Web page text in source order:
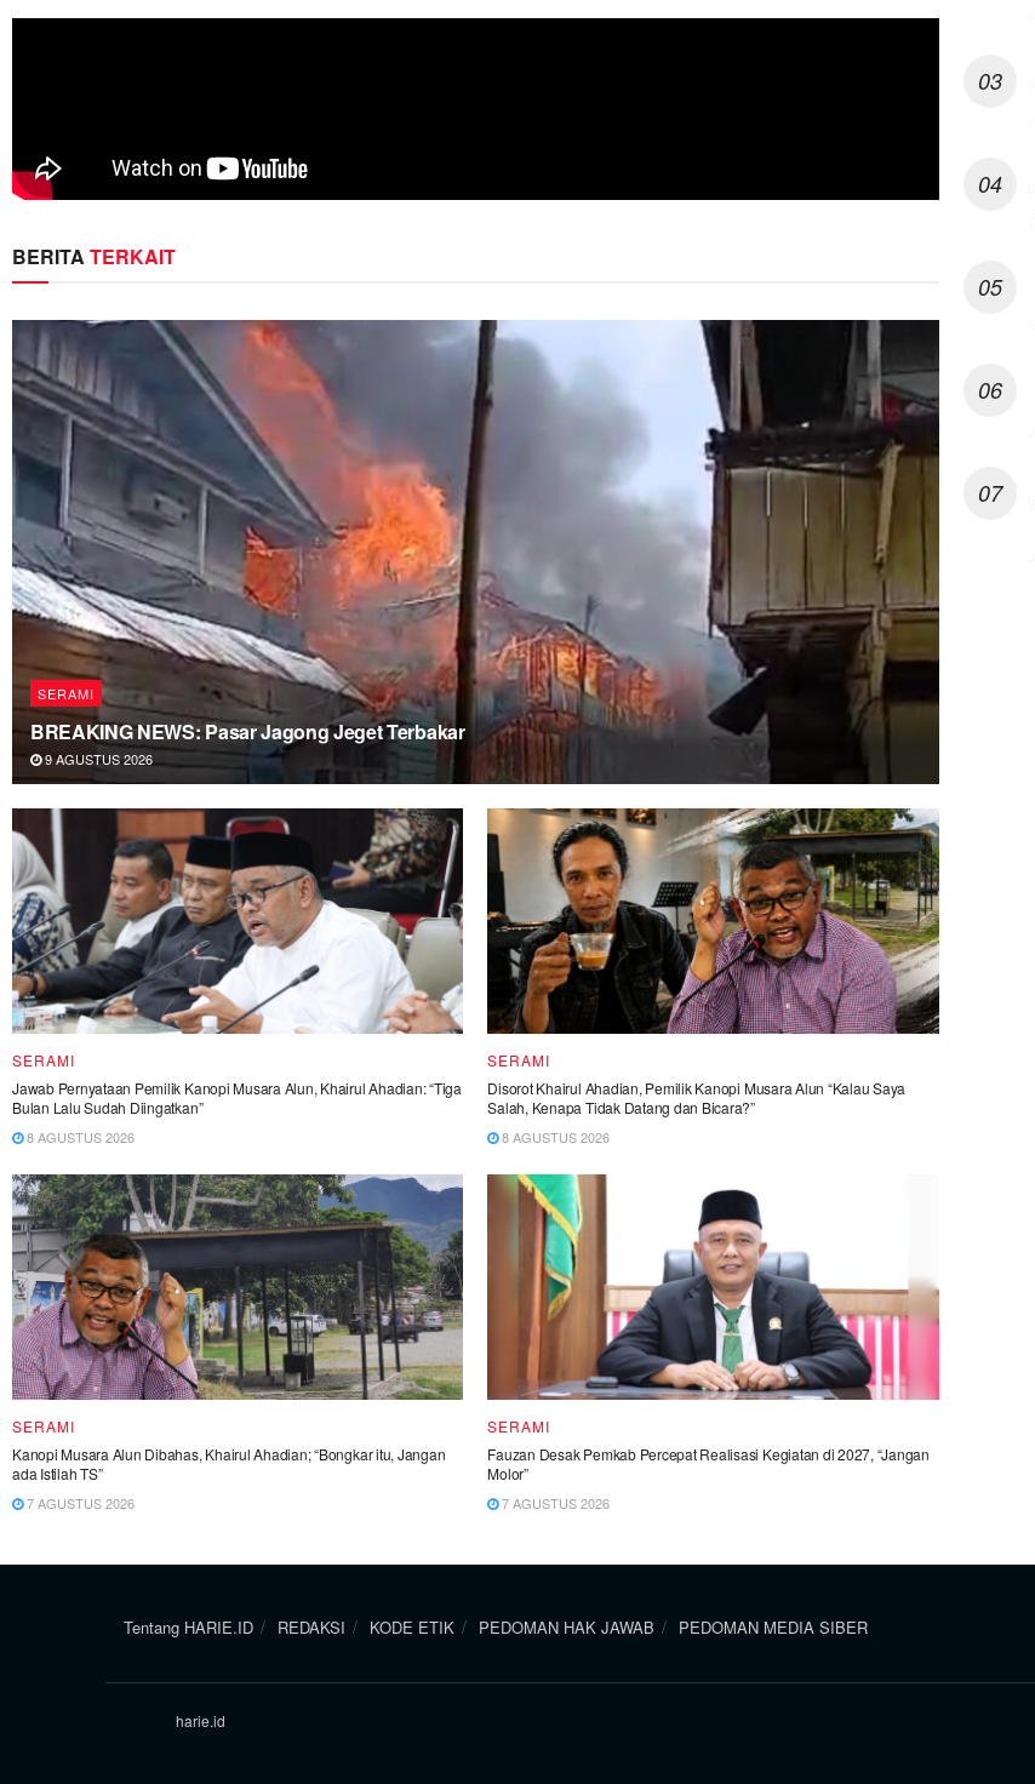
BERITA TERKAIT
SERAMI
BREAKING NEWS: Pasar Jagong Jeget Terbakar
9 AGUSTUS 2026
SERAMI
Jawab Pernyataan Pemilik Kanopi Musara Alun, Khairul Ahadian: “Tiga
Bulan Lalu Sudah Diingatkan”
8 AGUSTUS 2026
SERAMI
Disorot Khairul Ahadian, Pemilik Kanopi Musara Alun “Kalau Saya
Salah, Kenapa Tidak Datang dan Bicara?”
8 AGUSTUS 2026
SERAMI
Kanopi Musara Alun Dibahas, Khairul Ahadian; “Bongkar itu, Jangan
ada Istilah TS”
7 AGUSTUS 2026
SERAMI
Fauzan Desak Pemkab Percepat Realisasi Kegiatan di 2027, “Jangan
Molor”
7 AGUSTUS 2026
Tentang HARIE.ID REDAKSI KODE ETIK PEDOMAN HAK JAWAB PEDOMAN MEDIA SIBER
harie.id